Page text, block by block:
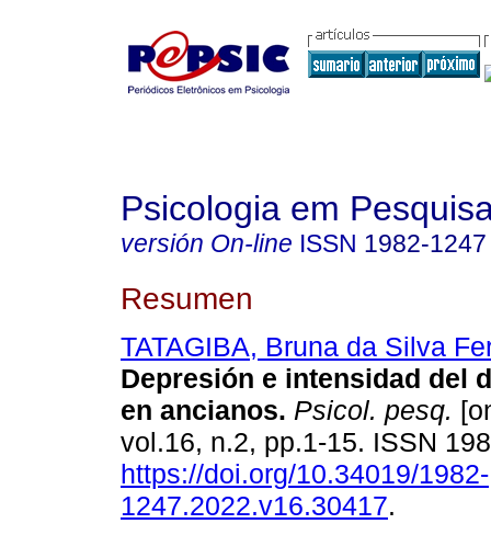
Psicologia em
versión On-line ISSN 1982-1247
Resumen
TATAGIBA, Bruna da Silva
Depresión e intensidad del
en ancianos. Psicol. pesq.
vol.16, n.2, pp.1-15. ISSN
https://doi.org/10.34019/1982-
1247.2022.v16.30417.